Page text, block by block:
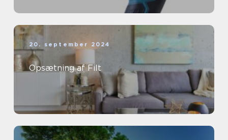
20. september 2024
Opsætning af Filt